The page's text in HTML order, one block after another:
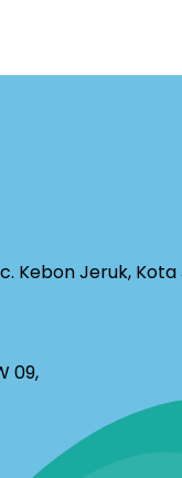
Kebon Jeruk,
09,